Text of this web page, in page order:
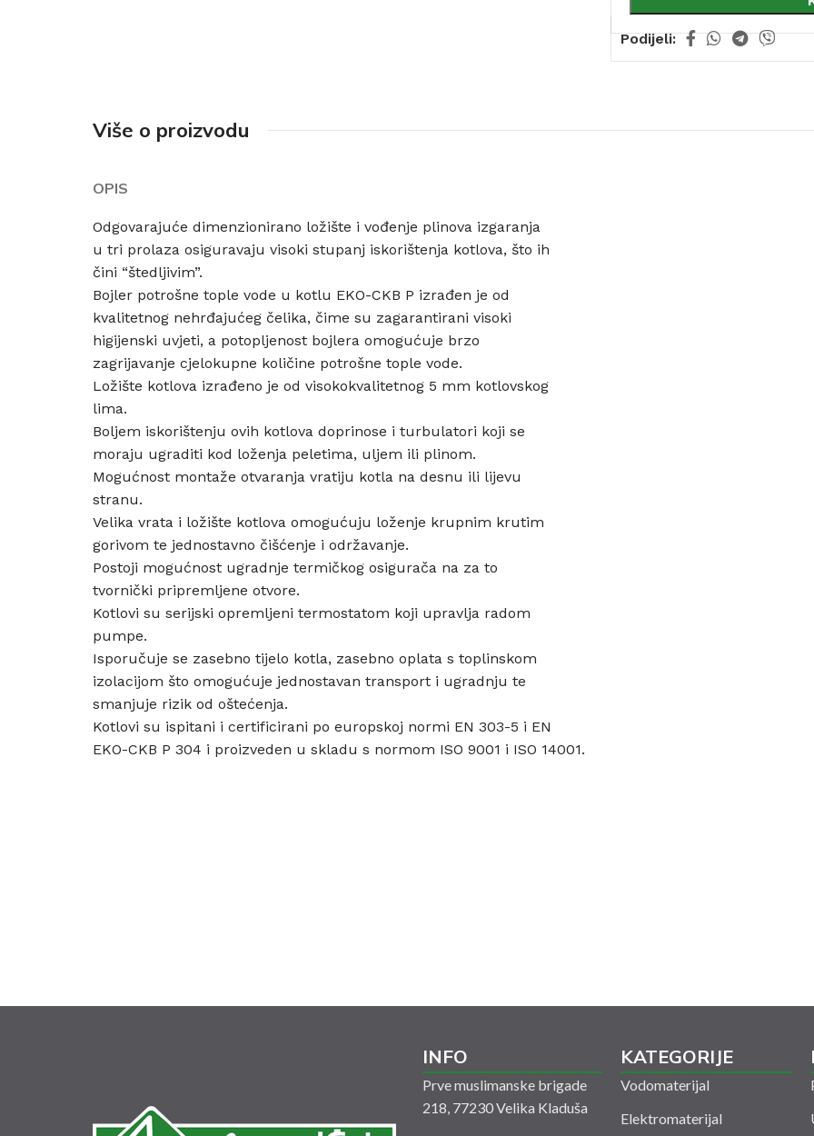
Podijeli:
Više o proizvodu
OPIS
Odgovarajuće dimenzionirano ložište i vođenje plinova izgaranja
u tri prolaza osiguravaju visoki stupanj iskorištenja kotlova, što ih
čini “štedljivim”.
Bojler potrošne tople vode u kotlu EKO-CKB P izrađen je od
kvalitetnog nehrđajućeg čelika, čime su zagarantirani visoki
higijenski uvjeti, a potopljenost bojlera omogućuje brzo
zagrijavanje cjelokupne količine potrošne tople vode.
Ložište kotlova izrađeno je od visokokvalitetnog 5 mm kotlovskog
lima.
Boljem iskorištenju ovih kotlova doprinose i turbulatori koji se
moraju ugraditi kod loženja peletima, uljem ili plinom.
Mogućnost montaže otvaranja vratiju kotla na desnu ili lijevu
stranu.
Velika vrata i ložište kotlova omogućuju loženje krupnim krutim
gorivom te jednostavno čišćenje i održavanje.
Postoji mogućnost ugradnje termičkog osigurača na za to
tvornički pripremljene otvore.
Kotlovi su serijski opremljeni termostatom koji upravlja radom
pumpe.
Isporučuje se zasebno tijelo kotla, zasebno oplata s toplinskom
izolacijom što omogućuje jednostavan transport i ugradnju te
smanjuje rizik od oštećenja.
Kotlovi su ispitani i certificirani po europskoj normi EN 303-5 i EN
EKO-CKB P 304 i proizveden u skladu s normom ISO 9001 i ISO 14001.
INFO
Prve muslimanske brigade
218, 77230 Velika Kladuša
KATEGORIJE
Vodomaterijal
Elektromaterijal